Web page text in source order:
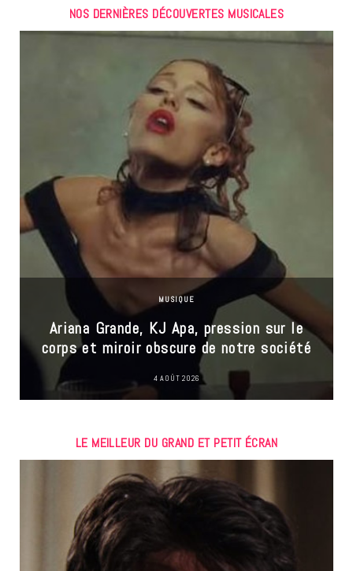
NOS DERNIÈRES DÉCOUVERTES MUSICALES
MUSIQUE
Ariana Grande, KJ Apa, pression sur le
corps et miroir obscure de notre société
4 AOÛT 2026
LE MEILLEUR DU GRAND ET PETIT ÉCRAN